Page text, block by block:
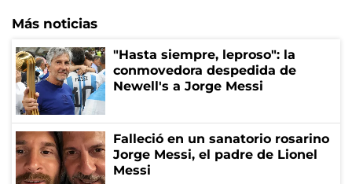
Más noticias
"Hasta siempre, leproso": la
conmovedora despedida de
Newell's a Jorge Messi
Falleció en un sanatorio rosarino
Jorge Messi, el padre de Lionel
Messi